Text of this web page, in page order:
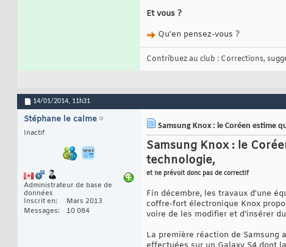
Et vous ?
Qu'en pensez-vous ?
Contribuez au club : Corrections,
14/01/2014, 11h31
Stéphane le calme
Inactif
Administrateur de base de
données
Inscrit en
Mars 2013
Messages
10 084
Samsung Knox : le Coréen estime
Samsung Knox : le
technologie,
et ne prévoit donc pas de correctif
Fin décembre, les travaux d'une
coffre-fort électronique Knox
voire de les modifier et d’insérer
La première réaction de Samsung